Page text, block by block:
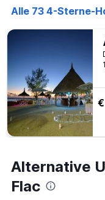
die
Anzahl
der
dem
Aufenthalt
anzeigt
Das
Diagramm
hat
1
die
den
durchschnittlichen
Alle 73 4-Sterne-
Alternative
Flac